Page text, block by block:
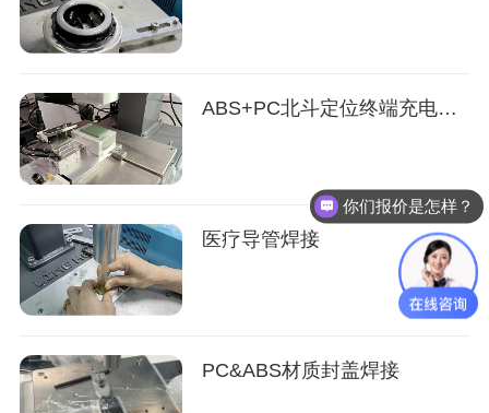
ABS+PC北斗定位终端充电器焊接
医疗导管焊接
PC&ABS材质封盖焊接
你们报价是怎样？